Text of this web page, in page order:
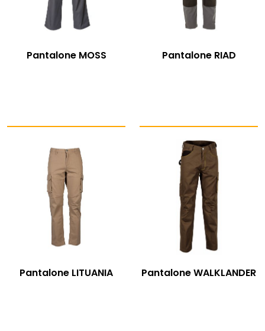
Pantalone MOSS Pantalone RIAD
Pantalone LITUANIA Pantalone WALKLANDER